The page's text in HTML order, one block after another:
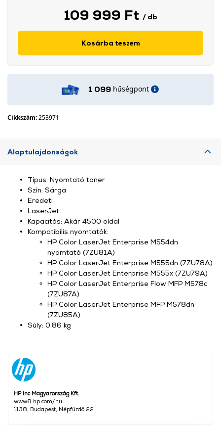
109 999 Ft / db
Kosárba teszem
1 099 hűségpont
Cikkszám:253971
Alaptulajdonságok
HP Inc Magyarország Kft.
www8.hp.com/hu
1138, Budapest, Népfürdő 22
Típus: Nyomtató toner
Szín: Sárga
Eredeti
LaserJet
Kapacitás: Akár 4500 oldal
Kompatibilis nyomtatók:
HP Color LaserJet Enterprise M554dn
nyomtató (7ZU81A)
HP Color LaserJet Enterprise M555dn (7ZU78A)
HP Color LaserJet Enterprise M555x (7ZU79A)
HP Color LaserJet Enterprise Flow MFP M578c
(7ZU87A)
HP Color LaserJet Enterprise MFP M578dn
(7ZU85A)
Súly: 0,86 kg